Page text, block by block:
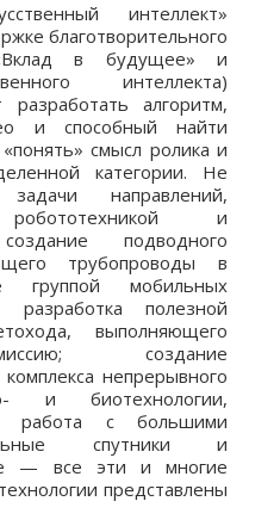
интеллект»
благотворительного
в будущее» и
интеллекта)
разработать алгоритм,
и способный найти
смысл ролика и
категории. Не
направлений,
и
подводного
трубопроводы в
группой мобильных
полезной
выполняющего
создание
непрерывного
и биотехнологии,
работа с большими
спутники и
— все эти и многие
представлены